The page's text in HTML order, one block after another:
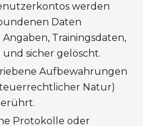
werden
Daten
Trainingsdaten,
sicher gelöscht.
Aufbewahrungen
Natur)
Protokolle oder